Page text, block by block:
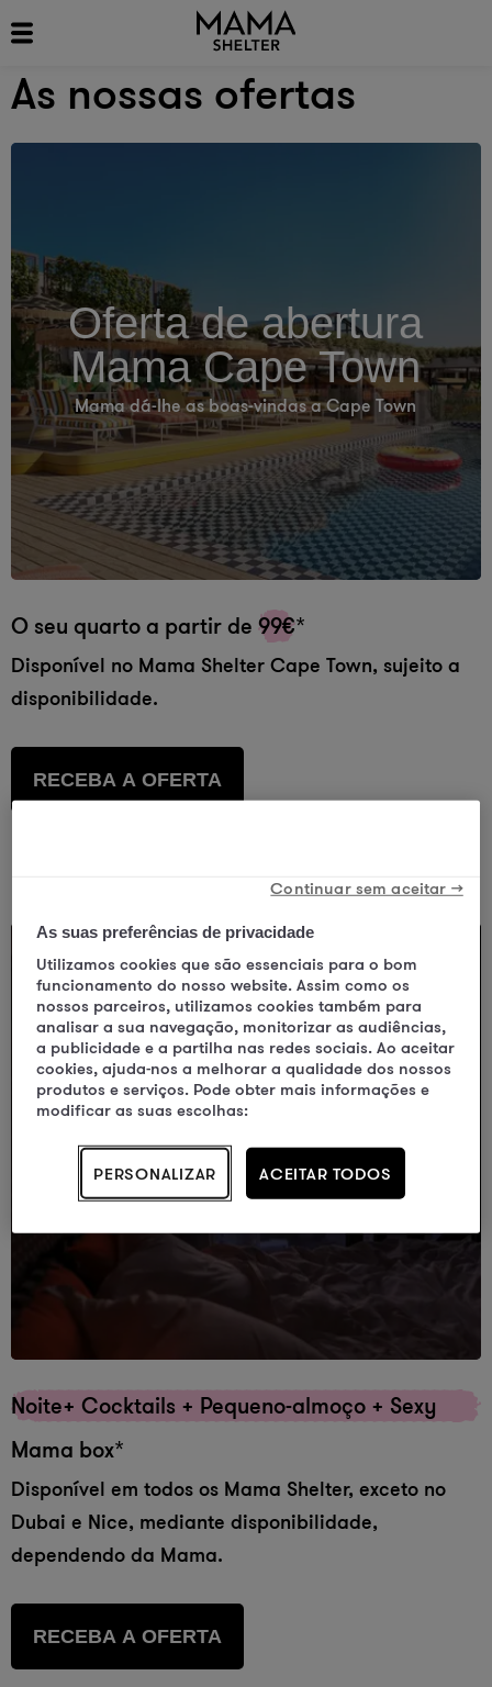
As nossas ofertas
Oferta de abertura
Mama Cape Town
Mama dá-lhe as boas-vindas a Cape Town
O seu quarto a partir de 99€*
Disponível no Mama Shelter Cape Town, sujeito a
disponibilidade.
RECEBA A OFERTA
Sexy Mama
Noite+ Cocktails + Pequeno-almoço + Sexy
Mama box*
Disponível em todos os Mama Shelter, exceto no
Dubai e Nice, mediante disponibilidade,
dependendo da Mama.
RECEBA A OFERTA
As suas preferências de privacidade
Utilizamos cookies que são essenciais para o bom
funcionamento do nosso website. Assim como os
nossos parceiros, utilizamos cookies também para
analisar a sua navegação, monitorizar as audiências,
a publicidade e a partilha nas redes sociais. Ao aceitar
cookies, ajuda-nos a melhorar a qualidade dos nossos
produtos e serviços. Pode obter mais informações e
modificar as suas escolhas:
PERSONALIZAR ACEITAR TODOS
Continuar sem aceitar →